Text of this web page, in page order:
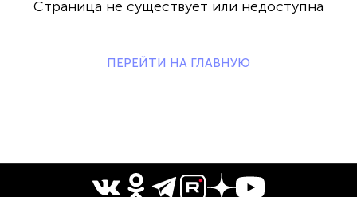
Страница не существует или недоступна
ПЕРЕЙТИ НА ГЛАВНУЮ